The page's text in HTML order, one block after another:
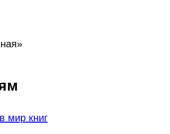
мир книг